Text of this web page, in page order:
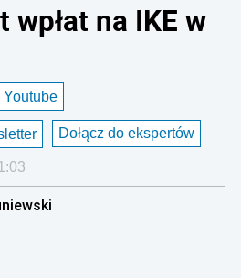
wpłat na IKE w
Youtube
Dołącz do ekspertów